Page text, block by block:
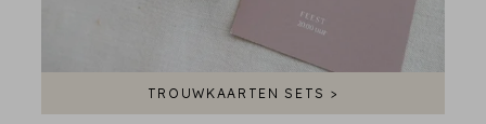
TROUWKAARTEN SETS >